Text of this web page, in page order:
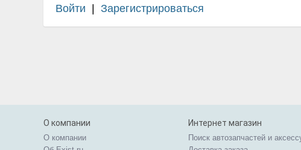
Войти Зарегистрироваться
О компании
О компании
Интернет магазин
Поиск автозапчастей и